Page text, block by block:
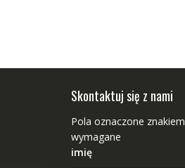
Skontaktuj się z nami
Pola oznaczone znakiem
wymagane
imię